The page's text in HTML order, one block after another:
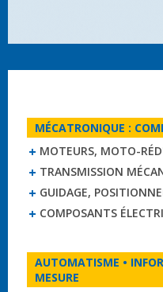
MÉCATRONIQUE :
MOTEURS, MOTO-
TRANSMISSION
GUIDAGE,
COMPOSANTS
AUTOMATISME •
MESURE